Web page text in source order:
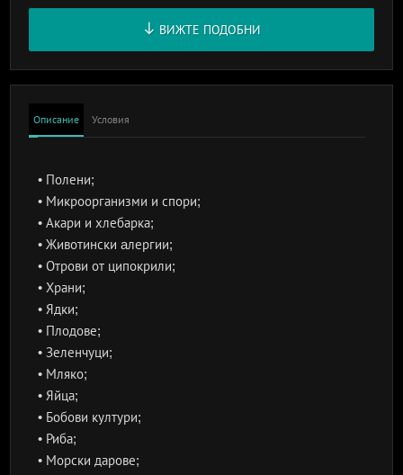
ВИЖТЕ ПОДОБНИ
Описание Условия
• Полени;
• Микроорганизми и спори;
• Акари и хлебарка;
• Животински aлергии;
• Отрови от ципокрили;
• Храни;
• Ядки;
• Плодове;
• Зеленчуци;
• Мляко;
• Яйца;
• Бобови култури;
• Риба;
• Морски дарове;